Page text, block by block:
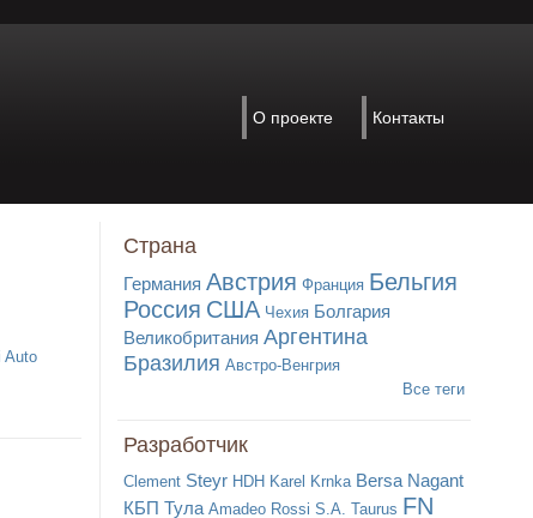
О проекте Контакты
Auto
Страна
Германия Австрия Франция Бельгия
Росcия США Чехия Болгария
Великобритания Аргентина
Бразилия Австро-Венгрия
Все теги
Разработчик
Clement Steyr HDH Karel Krnka Bersa Nagant
КБП Тула Amadeo Rossi S.A. Taurus FN